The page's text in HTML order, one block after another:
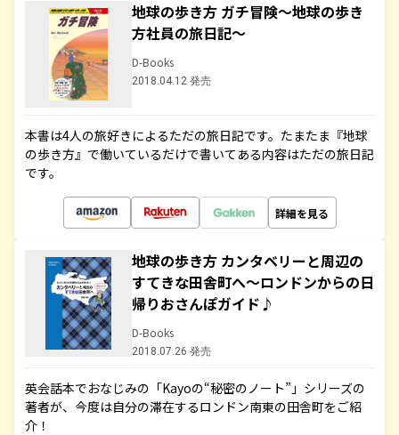
地球の歩き方 ガチ冒険～地球の歩き
方社員の旅日記～
D-Books
2018.04.12 発売
本書は4人の旅好きによるただの旅日記です。たまたま『地球
の歩き方』で働いているだけで書いてある内容はただの旅日記
です。
詳細を見る
地球の歩き方 カンタベリーと周辺の
すてきな田舎町へ～ロンドンからの日
帰りおさんぽガイド♪
D-Books
2018.07.26 発売
英会話本でおなじみの「Kayoの“秘密のノート”」シリーズの
著者が、今度は自分の滞在するロンドン南東の田舎町をご紹
介！